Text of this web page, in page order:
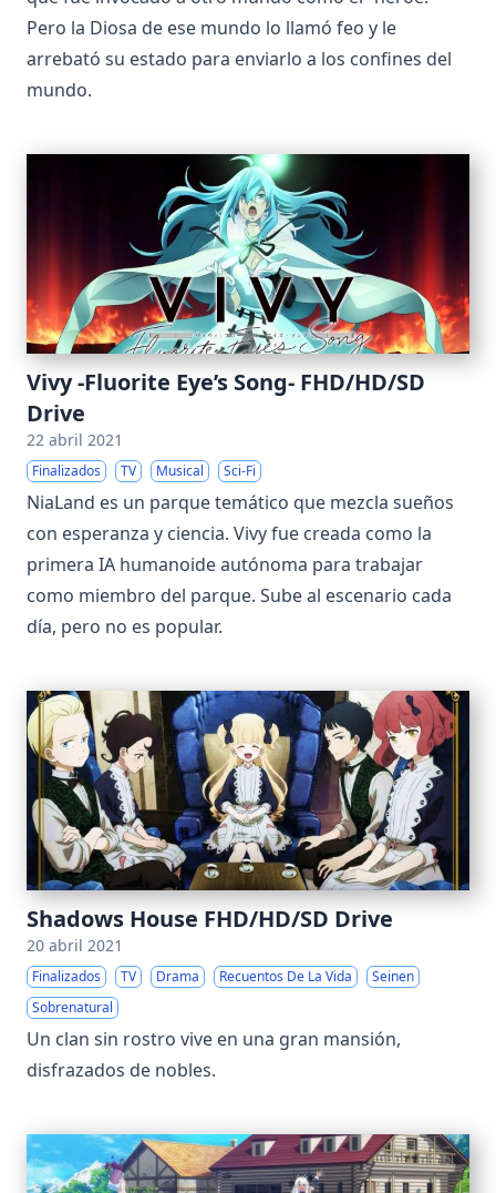
Pero la Diosa de ese mundo lo llamó feo y le
arrebató su estado para enviarlo a los confines del
mundo.
Vivy -Fluorite Eye’s Song- FHD/HD/SD
Drive
22 abril 2021
Finalizados TV Musical Sci-Fi
NiaLand es un parque temático que mezcla sueños
con esperanza y ciencia. Vivy fue creada como la
primera IA humanoide autónoma para trabajar
como miembro del parque. Sube al escenario cada
día, pero no es popular.
Shadows House FHD/HD/SD Drive
20 abril 2021
Finalizados TV Drama Recuentos De La Vida
Seinen
Sobrenatural
Un clan sin rostro vive en una gran mansión,
disfrazados de nobles.